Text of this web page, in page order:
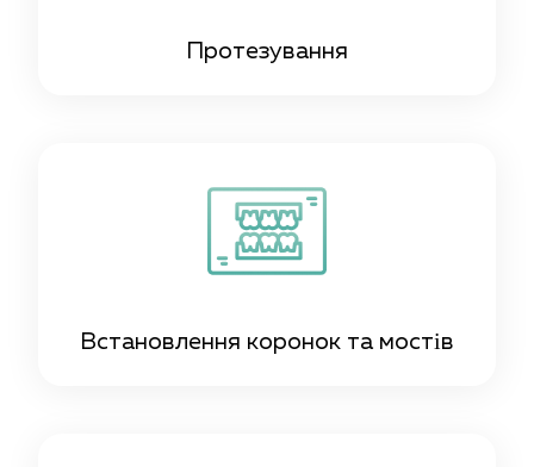
Протезування
Встановлення коронок та мостів